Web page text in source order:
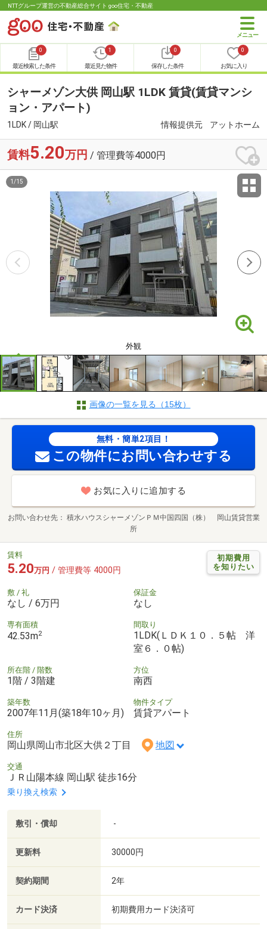
NTTグループ運営の不動産総合サイト goo住宅・不動産
0
最近検索した条件
1
最近見た物件
0
保存した条件
0
お気に入り
シャーメゾン大供 岡山駅 1LDK 賃貸(賃貸マンシ
ョン・アパート)
1LDK / 岡山駅 情報提供元 アットホーム
賃料5.20万円 / 管理費等4000円
外観
1 /15
画像の一覧を見る（15枚）
無料・簡単2項目！
この物件にお問い合わせする
お気に入りに追加する
お問い合わせ先
積水ハウスシャーメゾンＰＭ中国四国（株） 岡山賃貸営業
所
初期費用
を知りたい
賃料
5.20万円 / 管理費等 4000円
敷 / 礼
なし / 6万円
保証金
なし
専有面積
42.53m2
間取り
1LDK(ＬＤＫ１０．５帖 洋
室６．０帖)
所在階 / 階数
1階 / 3階建
方位
南西
築年数
2007年11月(築18年10ヶ月)
物件タイプ
賃貸アパート
住所
岡山県岡山市北区大供２丁目 地図
交通
ＪＲ山陽本線 岡山駅 徒歩16分
乗り換え検索
敷引・償却 -
更新料 30000円
契約期間 2年
カード決済 初期費用カード決済可